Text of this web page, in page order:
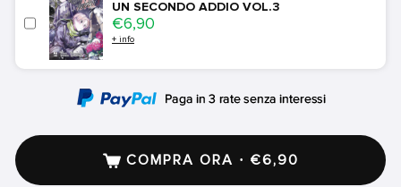
UN SECONDO ADDIO VOL.3
Price
€6,90
+ info
COMPRA ORA · €6,90